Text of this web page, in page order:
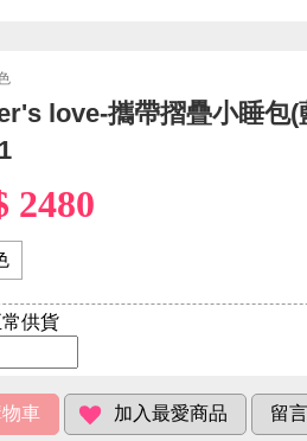
love-攜帶摺疊小睡包(
2480
供貨